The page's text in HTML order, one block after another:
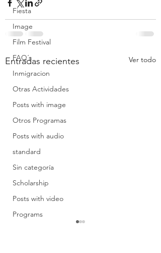
Fiesta
Image
Film Festival
FAQ´s
Inmigracion
Otras Actividades
Posts with image
Otros Programas
Posts with audio
standard
Sin categoría
Scholarship
Posts with video
Programs
Entradas recientes Ver todo